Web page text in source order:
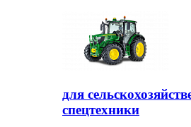
для
спецтехники